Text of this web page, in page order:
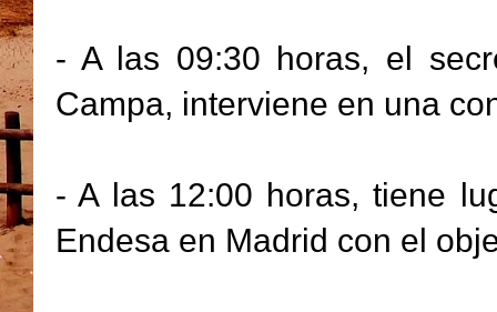
- A las 09:30 horas, el
Campa, interviene en una
- A las 12:00 horas, tiene
Endesa en Madrid con el